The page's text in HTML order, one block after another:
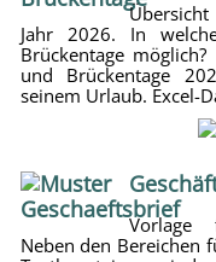
Jahr 2026. In
Brückentage
und Brückentage
seinem Urlaub. Excel-
Vorlage
Neben den Bereichen